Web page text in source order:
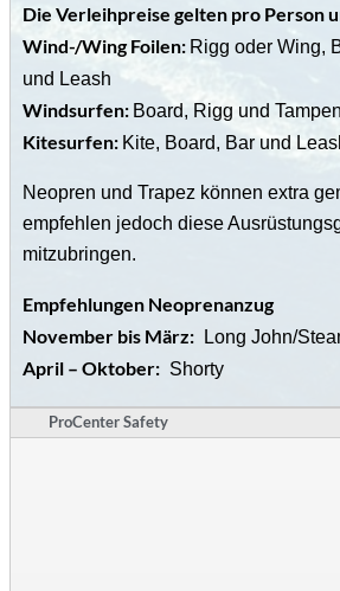
Die Verleihpreise gelten pro Person
Wind-/Wing Foilen: Rigg oder Wing,
und Leash
Windsurfen: Board, Rigg und Tampen
Kitesurfen: Kite, Board, Bar und
Neopren und Trapez können extra
empfehlen jedoch diese
mitzubringen.
Empfehlungen Neoprenanzug
November bis März: Long John/
April – Oktober: Shorty
ProCenter Safety